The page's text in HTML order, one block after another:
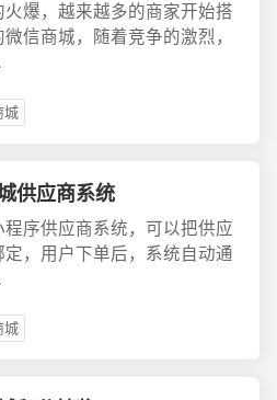
火爆，越来越多的商家开始搭
信商城，随着竞争的激烈，
城
供应商系统
序供应商系统，可以把供应
定，用户下单后，系统自动通
城